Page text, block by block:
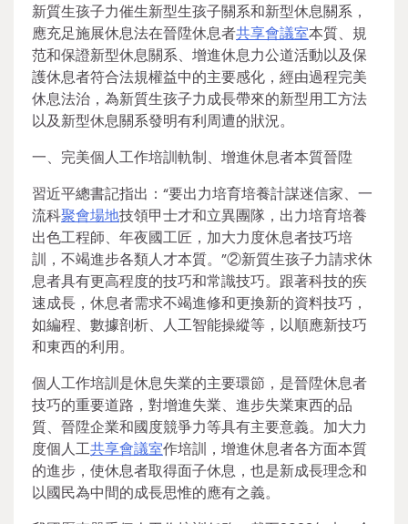
新質生孩子力催生新型生孩子關系和新型休息關系，
應充足施展休息法在晉陞休息者共享會議室本質、規
范和保證新型休息關系、增進休息力公道活動以及保
護休息者符合法規權益中的主要感化，經由過程完美
休息法治，為新質生孩子力成長帶來的新型用工方法
以及新型休息關系發明有利周遭的狀況。
一、完美個人工作培訓軌制、增進休息者本質晉陞
習近平總書記指出：“要出力培育培養計謀迷信家、一
流科聚會場地技領甲士才和立異團隊，出力培育培養
出色工程師、年夜國工匠，加大力度休息者技巧培
訓，不竭進步各類人才本質。”②新質生孩子力請求休
息者具有更高程度的技巧和常識技巧。跟著科技的疾
速成長，休息者需求不竭進修和更換新的資料技巧，
如編程、數據剖析、人工智能操縱等，以順應新技巧
和東西的利用。
個人工作培訓是休息失業的主要環節，是晉陞休息者
技巧的重要道路，對增進失業、進步失業東西的品
質、晉陞企業和國度競爭力等具有主要意義。加大力
度個人工共享會議室作培訓，增進休息者各方面本質
的進步，使休息者取得面子休息，也是新成長理念和
以國民為中間的成長思惟的應有之義。